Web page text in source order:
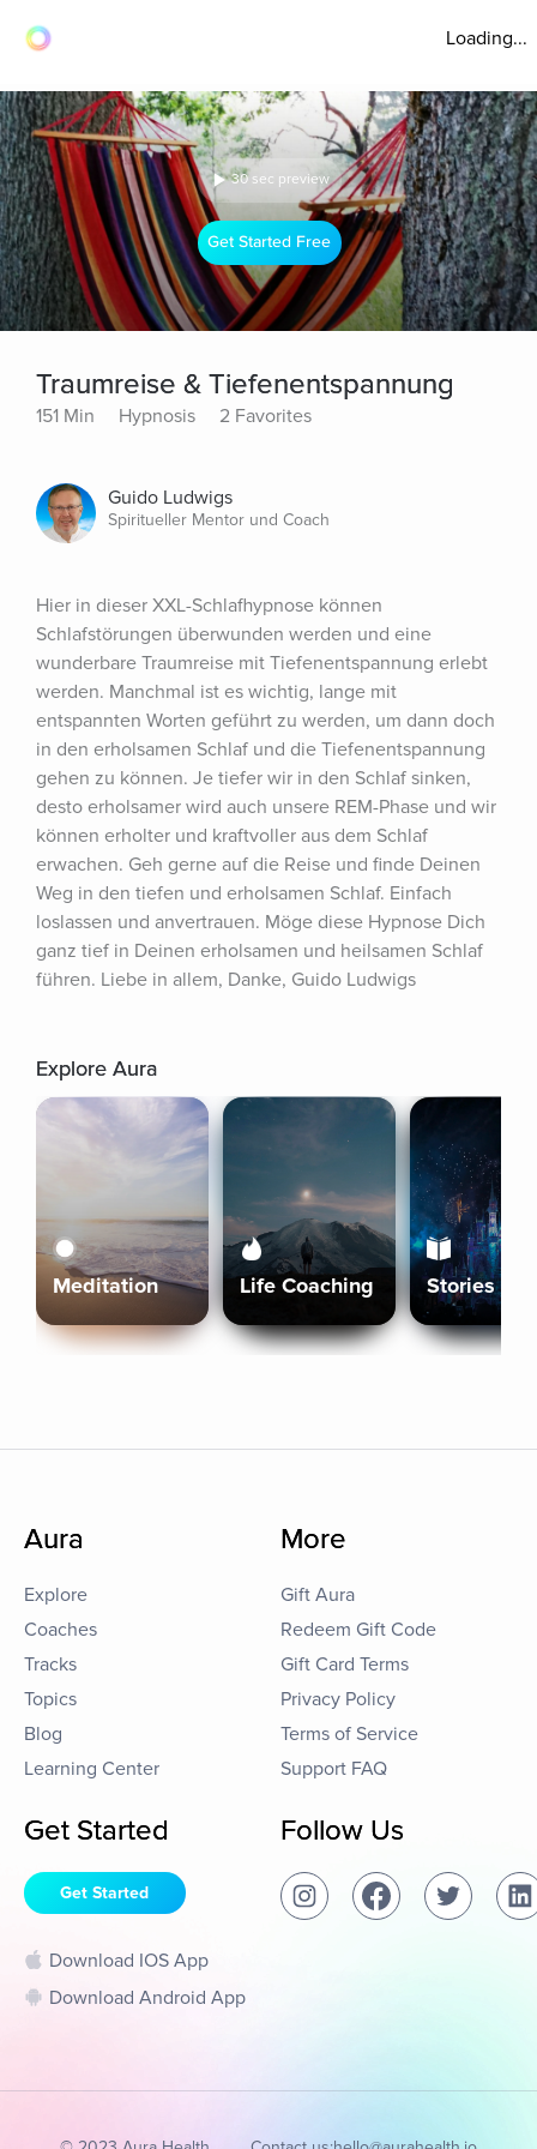
Loading...
30 sec preview
Get Started Free
Traumreise & Tiefenentspannung
151 Min Hypnosis 2 Favorites
Guido Ludwigs
Spiritueller Mentor und Coach
Hier in dieser XXL-Schlafhypnose können
Schlafstörungen überwunden werden und eine
wunderbare Traumreise mit Tiefenentspannung erlebt
werden. Manchmal ist es wichtig, lange mit
entspannten Worten geführt zu werden, um dann doch
in den erholsamen Schlaf und die Tiefenentspannung
gehen zu können. Je tiefer wir in den Schlaf sinken,
desto erholsamer wird auch unsere REM-Phase und wir
können erholter und kraftvoller aus dem Schlaf
erwachen. Geh gerne auf die Reise und finde Deinen
Weg in den tiefen und erholsamen Schlaf. Einfach
loslassen und anvertrauen. Möge diese Hypnose Dich
ganz tief in Deinen erholsamen und heilsamen Schlaf
führen. Liebe in allem, Danke, Guido Ludwigs
Explore Aura
Meditation Life Coaching Stories
Aura
Explore
Coaches
Tracks
Topics
Blog
Learning Center
More
Gift Aura
Redeem Gift Code
Gift Card Terms
Privacy Policy
Terms of Service
Support FAQ
Get Started
Get Started
Download IOS App
Download Android App
Follow Us